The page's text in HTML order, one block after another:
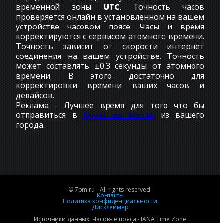
временной зоны UTC. Точность часов
проверяется онлайн в установленном на вашем
устройстве часовом поясе. Часы и время
корректируются с сервисом атомного времени.
Точность зависит от скорости интернет
соединения на вашем устройстве. Точность
может составлять ±0.3 секунды от атомного
времени. В этого достаточно для
корректировки времени ваших часов и
девайсов.
Реклама - Лучшее время для того что бы
отправиться в Круиз по России из вашего
города.
© 7pm.ru - All rights reserved.
Контакты
Политика конфиденциальности
Дисклеймер
Источники данных: Часовые пояса - IANA Time Zone